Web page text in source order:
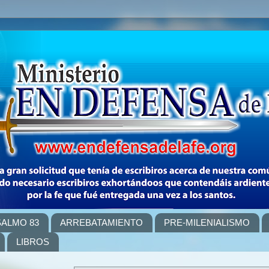
83 ARREBATAMIENTO
PRE-MILENIALISMO
LIBROS